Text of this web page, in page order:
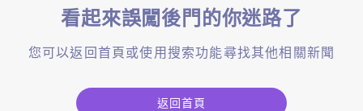
看起來誤闖後門的你迷路了
您可以返回首頁或使用搜索功能尋找其他相關新聞
返回首頁